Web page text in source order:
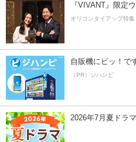
『VIVANT』限定
オリコンタイアップ特集
自販機にピッ！で
（PR）ジハンピ
2026年7月夏ドラ